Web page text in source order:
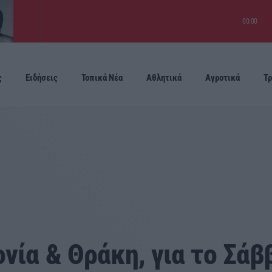
00:00
Ειδήσεις Τοπικά Νέα Αθλητικά Αγροτικά
& Θράκη, για τo